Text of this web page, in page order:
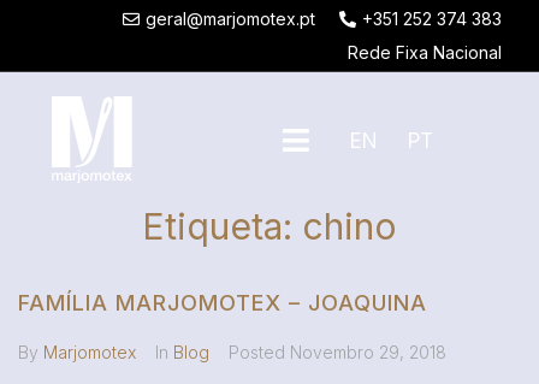
geral@marjomotex.pt
+351 252 374 383
Rede Fixa Nacional
EN PT
Etiqueta: chino
FAMÍLIA MARJOMOTEX – JOAQUINA
By Marjomotex In Blog Posted Novembro 29, 2018